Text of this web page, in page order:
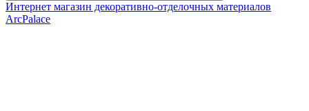
Интернет магазин декоративно-отделочных материалов
ArcPalace